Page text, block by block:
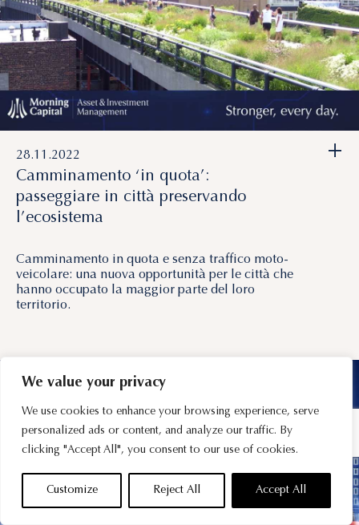
We value your privacy
We use cookies to enhance your browsing experience, serve
personalized ads or content, and analyze our traffic. By
clicking "Accept All", you consent to our use of cookies.
Customize Reject All Accept All
28.11.2022
Camminamento ‘in quota’:
passeggiare in città preservando
l’ecosistema
Camminamento in quota e senza traffico moto-
veicolare: una nuova opportunità per le città che
hanno occupato la maggior parte del loro
territorio.
+